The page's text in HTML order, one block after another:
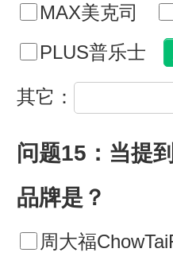
MAX美克司
PLUS普乐士
其它：
问题15：当提
品牌是？
周大福